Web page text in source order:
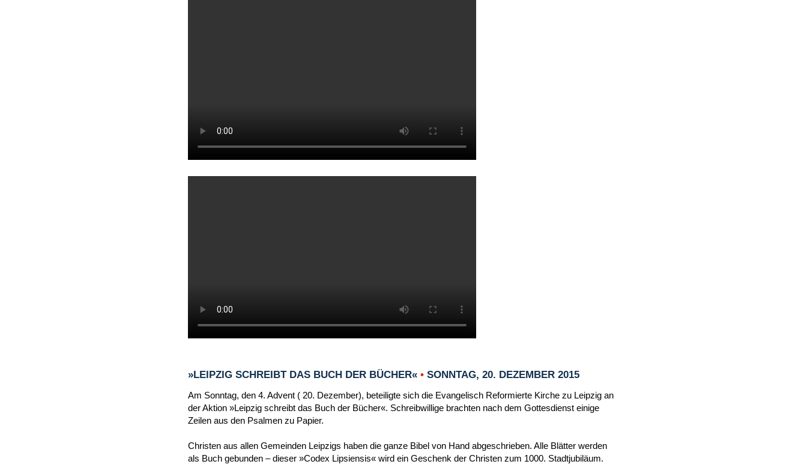
»LEIPZIG SCHREIBT DAS BUCH DER BÜCHER« • SONNTAG, 20. DEZEMBER 2015
Am Sonntag, den 4. Advent ( 20. Dezember), beteiligte sich die Evangelisch Reformierte Kirche zu Leipzig an
der Aktion »Leipzig schreibt das Buch der Bücher«. Schreibwillige brachten nach dem Gottesdienst einige
Zeilen aus den Psalmen zu Papier.
Christen aus allen Gemeinden Leipzigs haben die ganze Bibel von Hand abgeschrieben. Alle Blätter werden
als Buch gebunden – dieser »Codex Lipsiensis« wird ein Geschenk der Christen zum 1000. Stadtjubiläum.